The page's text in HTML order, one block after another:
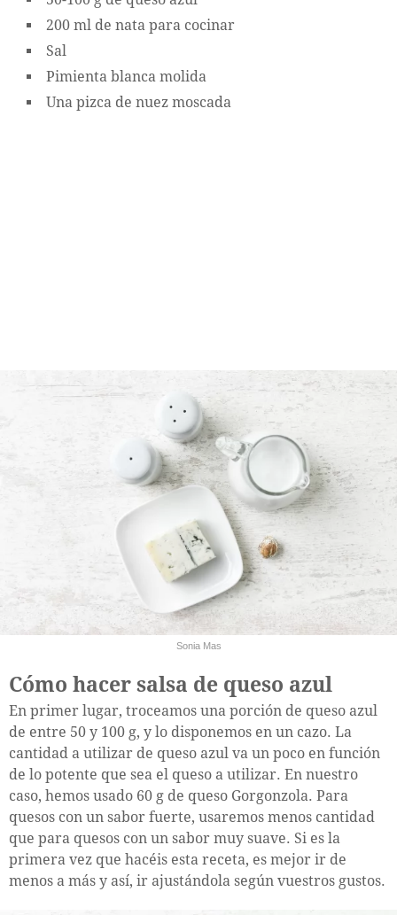
200 ml de nata para cocinar
Sal
Pimienta blanca molida
Una pizca de nuez moscada
Sonia Mas
Cómo hacer salsa de queso azul
En primer lugar, troceamos una porción de queso azul
de entre 50 y 100 g, y lo disponemos en un cazo. La
cantidad a utilizar de queso azul va un poco en función
de lo potente que sea el queso a utilizar. En nuestro
caso, hemos usado 60 g de queso Gorgonzola. Para
quesos con un sabor fuerte, usaremos menos cantidad
que para quesos con un sabor muy suave. Si es la
primera vez que hacéis esta receta, es mejor ir de
menos a más y así, ir ajustándola según vuestros gustos.